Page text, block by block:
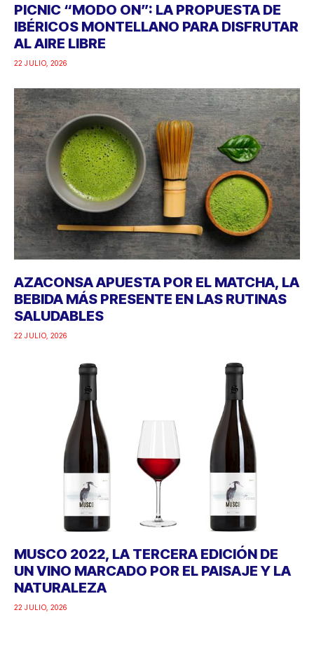
PICNIC “MODO ON”: LA PROPUESTA DE
IBÉRICOS MONTELLANO PARA DISFRUTAR
AL AIRE LIBRE
22 JULIO, 2026
AZACONSA APUESTA POR EL MATCHA, LA
BEBIDA MÁS PRESENTE EN LAS RUTINAS
SALUDABLES
22 JULIO, 2026
MUSCO 2022, LA TERCERA EDICIÓN DE
UN VINO MARCADO POR EL PAISAJE Y LA
NATURALEZA
22 JULIO, 2026